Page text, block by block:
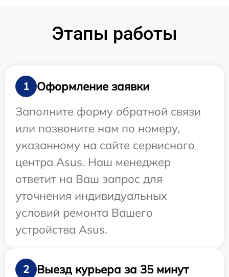
Этапы работы
1
Оформление заявки
Заполните форму обратной связи
или позвоните нам по номеру,
указанному на сайте сервисного
центра Asus. Наш менеджер
ответит на Ваш запрос для
уточнения индивидуальных
условий ремонта Вашего
устройства Asus.
2
Выезд курьера за 35 минут